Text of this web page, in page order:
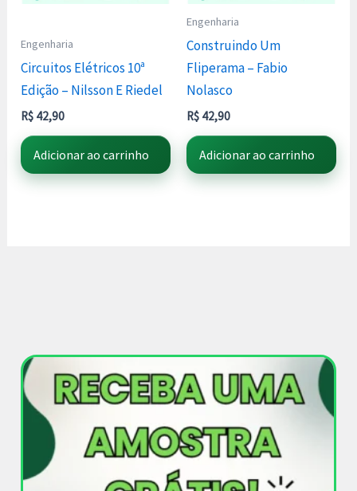
Engenharia
Circuitos Elétricos 10ª
Edição – Nilsson E Riedel
R$ 42,90
Adicionar ao carrinho
Engenharia
Construindo Um
Fliperama – Fabio
Nolasco
R$ 42,90
Adicionar ao carrinho